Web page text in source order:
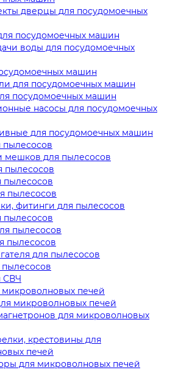
дверцы для посудомоечных
посудомоечных машин
воды для посудомоечных
машин
для посудомоечных машин
посудомоечных машин
насосы для посудомоечных
для посудомоечных машин
пылесосов
мешков для пылесосов
пылесосов
пылесосов
фитинги для пылесосов
пылесосов
пылесосов
пылесосов
для пылесосов
СВЧ
печей
микроволновых печей
для микроволновых
крестовины для
печей
для микроволновых печей